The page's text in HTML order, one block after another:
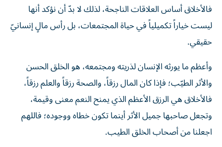
فالأخلاق أساس العلاقات الناجحة، لذلك لا بدّ أن نؤكد أنها
ليست خياراً تكميلياً في حياة المجتمعات، بل رأس مالٍ إنسانيّ
حقيقي.
وأعظم ما يورثه الإنسان لذريته ومجتمعه، هو الخلق الحسن
والأثر الطيّب؛ فإذا كان المال رزقاً، والصحة رزقاً والعلم رزقاً،
فالأخلاق هي الرزق الأعظم الذي يمنح النعم معنى وقيمة،
وتجعل صاحبها جميل الأثر أينما تكون خطاه ووجوده؛ فاللهم
اجعلنا من أصحاب الخلق الطيب.